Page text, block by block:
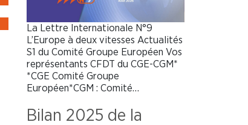
La Lettre Internationale N°9
L’Europe à deux vitesses Actualités
S1 du Comité Groupe Européen Vos
représentants CFDT du CGE-CGM*
*CGE Comité Groupe
Européen*CGM : Comité…
Bilan 2025 de la